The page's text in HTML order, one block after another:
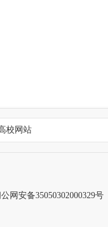
校网站
网安备35050302000329号